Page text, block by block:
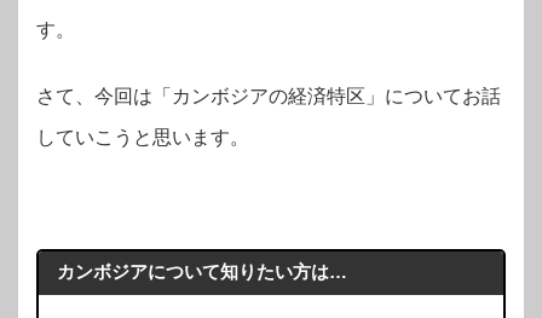
す。
さて、今回は「カンボジアの経済特区」についてお話
していこうと思います。
カンボジアについて知りたい方は…